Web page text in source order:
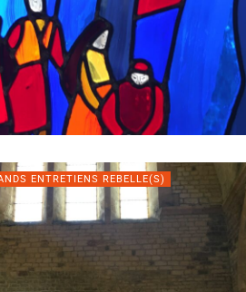
ENTRETIENS REBELLE(S)